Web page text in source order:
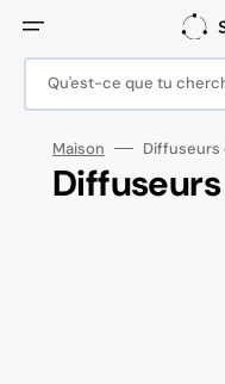
passer
Qu'est-ce que tu
Maison Diffuseurs
Collection: